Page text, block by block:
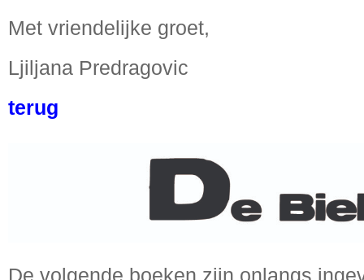
Met vriendelijke groet,
Ljiljana Predragovic
terug
De volgende boeken zijn onlangs